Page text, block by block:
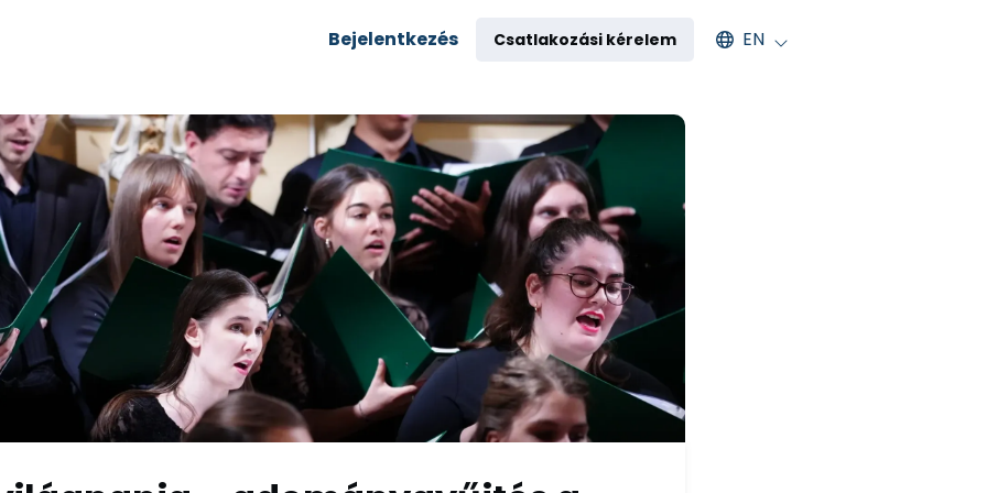
Csoportok
az egyetemre
alumni Rólunk
Bejelentkezés Csatlakozási kérelem Select an available language
EN